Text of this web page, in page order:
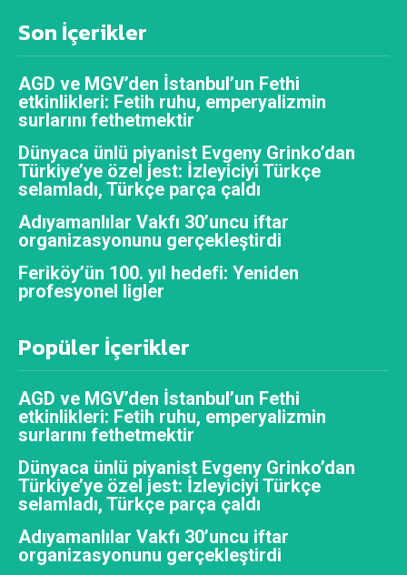
Son İçerikler
AGD ve MGV’den İstanbul’un Fethi
etkinlikleri: Fetih ruhu, emperyalizmin
surlarını fethetmektir
Dünyaca ünlü piyanist Evgeny Grinko’dan
Türkiye’ye özel jest: İzleyiciyi Türkçe
selamladı, Türkçe parça çaldı
Adıyamanlılar Vakfı 30’uncu iftar
organizasyonunu gerçekleştirdi
Feriköy’ün 100. yıl hedefi: Yeniden
profesyonel ligler
Popüler İçerikler
AGD ve MGV’den İstanbul’un Fethi
etkinlikleri: Fetih ruhu, emperyalizmin
surlarını fethetmektir
Dünyaca ünlü piyanist Evgeny Grinko’dan
Türkiye’ye özel jest: İzleyiciyi Türkçe
selamladı, Türkçe parça çaldı
Adıyamanlılar Vakfı 30’uncu iftar
organizasyonunu gerçekleştirdi